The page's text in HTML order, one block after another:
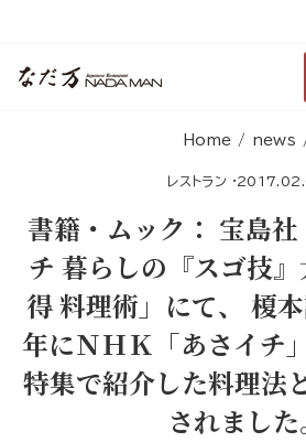
Home / news
レストラン ·
書籍・ムック： 宝島
チ 暮らしの『スゴ技
得 料理術」にて、 榎
年にＮＨＫ「あさイチ
特集で紹介した料理法
されました